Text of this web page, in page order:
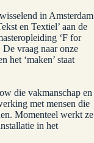
in Amsterdam
en Textiel’ aan de
‘F for
De vraag naar onze
het ‘maken’ staat
die vakmanschap en
met mensen die
Momenteel werkt ze
in het